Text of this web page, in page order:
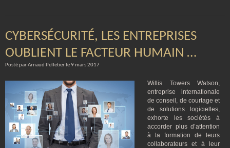
CYBERSÉCURITÉ, LES ENTREPRISES
OUBLIENT LE FACTEUR HUMAIN …
Posté par Arnaud Pelletier le 9 mars 2017
Willis Towers Watson,
entreprise internationale
de conseil, de courtage et
de solutions logicielles,
exhorte les sociétés à
accorder plus d’attention
à la formation de leurs
collaborateurs et à leur